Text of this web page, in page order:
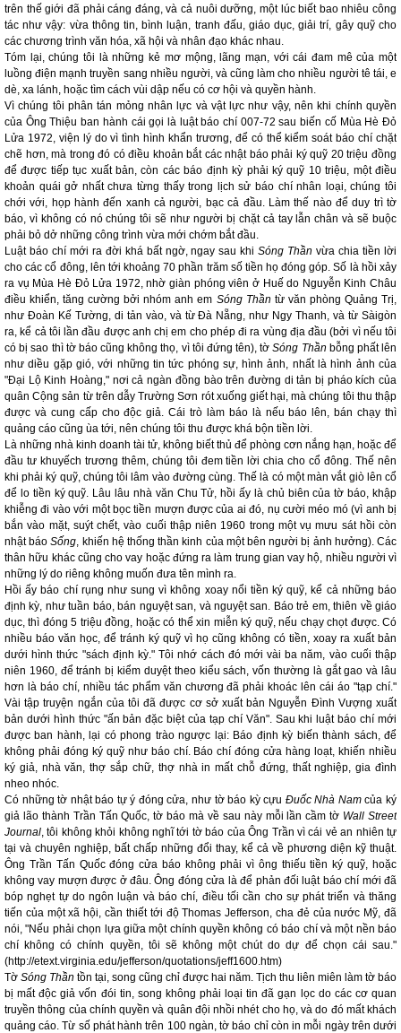
trên thế giới đã phải cáng đáng, và cả nuôi dưỡng, một lúc biết bao nhiêu công
tác như vậy: vừa thông tin, bình luận, tranh đấu, giáo dục, giải trí, gây quỹ cho
các chương trình văn hóa, xã hội và nhân đạo khác nhau.
Tóm lại, chúng tôi là những kẻ mơ mộng, lãng mạn, với cái đam mê của một
luồng điện mạnh truyền sang nhiều người, và cũng làm cho nhiều người tê tái, e
dè, xa lánh, hoặc tìm cách vùi dập nếu có cơ hội và quyền hành.
Vì chúng tôi phân tán mỏng nhân lực và vật lực như vậy, nên khi chính quyền
của Ông Thiệu ban hành cái gọi là luật báo chí 007-72 sau biến cố Mùa Hè Đỏ
Lửa 1972, viện lý do vì tình hình khẩn trương, để có thể kiểm soát báo chí chặt
chẽ hơn, mà trong đó có điều khoản bắt các nhật báo phải ký quỹ 20 triệu đồng
để được tiếp tục xuất bản, còn các báo định kỳ phải ký quỹ 10 triệu, một điều
khoản quái gở nhất chưa từng thấy trong lịch sử báo chí nhân loại, chúng tôi
chới với, họp hành đến xanh cả người, bạc cả đầu. Làm thế nào để duy trì tờ
báo, vì không có nó chúng tôi sẽ như người bị chặt cả tay lẫn chân và sẽ buộc
phải bỏ dở những công trình vừa mới chớm bắt đầu.
Luật báo chí mới ra đời khá bất ngờ, ngay sau khiSóng Thần vừa chia tiền lời
cho các cổ đông, lên tới khoảng 70 phần trăm số tiền họ đóng góp. Số là hồi xảy
ra vụ Mùa Hè Đỏ Lửa 1972, nhờ giàn phóng viên ở Huế do Nguyễn Kinh Châu
điều khiển, tăng cường bởi nhóm anh em Sóng Thần từ văn phòng Quảng Trị,
như Đoàn Kế Tường, di tản vào, và từ Đà Nẵng, như Ngy Thanh, và từ Sàigòn
ra, kể cả tôi lần đầu được anh chị em cho phép đi ra vùng địa đầu (bởi vì nếu tôi
có bị sao thì tờ báo cũng không thọ, vì tôi đứng tên), tờSóng Thần bỗng phất lên
như diều gặp gió, với những tin tức phóng sự, hình ảnh, nhất là hình ảnh của
"Đại Lộ Kinh Hoàng," nơi cả ngàn đồng bào trên đường di tản bị pháo kích của
quân Cộng sản từ trên dẫy Trường Sơn rót xuống giết hại, mà chúng tôi thu thập
được và cung cấp cho độc giả. Cái trò làm báo là nếu báo lên, bán chạy thì
quảng cáo cũng ùa tới, nên chúng tôi thu được khá bộn tiền lời.
Là những nhà kinh doanh tài tử, không biết thủ để phòng cơn nắng hạn, hoặc để
đầu tư khuyếch trương thêm, chúng tôi đem tiền lời chia cho cổ đông. Thế nên
khi phải ký quỹ, chúng tôi lâm vào đường cùng. Thế là có một màn vắt giò lên cổ
để lo tiền ký quỹ. Lâu lâu nhà văn Chu Tử, hồi ấy là chủ biên của tờ báo, khập
khiễng đi vào với một bọc tiền mượn được của ai đó, nụ cười méo mó (vì anh bị
bắn vào mặt, suýt chết, vào cuối thập niên 1960 trong một vụ mưu sát hồi còn
nhật báoSống, khiến hệ thống thần kinh của một bên người bị ảnh hưởng). Các
thân hữu khác cũng cho vay hoặc đứng ra làm trung gian vay hộ, nhiều người vì
những lý do riêng không muốn đưa tên mình ra.
Hồi ấy báo chí rụng như sung vì không xoay nổi tiền ký quỹ, kể cả những báo
định kỳ, như tuần báo, bán nguyệt san, và nguyệt san. Báo trẻ em, thiên về giáo
dục, thì đóng 5 triệu đồng, hoặc có thể xin miễn ký quỹ, nếu chạy chọt được. Có
nhiều báo văn học, để tránh ký quỹ vì họ cũng không có tiền, xoay ra xuất bản
dưới hình thức "sách định kỳ." Tôi nhớ cách đó mới vài ba năm, vào cuối thập
niên 1960, để tránh bị kiểm duyệt theo kiểu sách, vốn thường là gắt gao và lâu
hơn là báo chí, nhiều tác phẩm văn chương đã phải khoác lên cái áo "tạp chí."
Vài tập truyện ngắn của tôi đã được cơ sở xuất bản Nguyễn Đình Vượng xuất
bản dưới hình thức "ấn bản đặc biệt của tạp chí Văn". Sau khi luật báo chí mới
được ban hành, lại có phong trào ngược lại: Báo định kỳ biến thành sách, để
không phải đóng ký quỹ như báo chí. Báo chí đóng cửa hàng loạt, khiến nhiều
ký giả, nhà văn, thợ sắp chữ, thợ nhà in mất chỗ đứng, thất nghiệp, gia đình
nheo nhóc.
Có những tờ nhật báo tự ý đóng cửa, như tờ báo kỳ cựu Đuốc Nhà Namcủa ký
giả lão thành Trần Tấn Quốc, tờ báo mà về sau này mỗi lần cầm tờ Wall Street
Journal, tôi không khỏi không nghĩ tới tờ báo của Ông Trần vì cái vẻ an nhiên tự
tại và chuyên nghiệp, bất chấp những đổi thay, kể cả về phương diện kỹ thuật.
Ông Trần Tấn Quốc đóng cửa báo không phải vì ông thiếu tiền ký quỹ, hoặc
không vay mượn được ở đâu. Ông đóng cửa là để phản đối luật báo chí mới đã
bóp nghẹt tự do ngôn luận và báo chí, điều tối cần cho sự phát triển và thăng
tiến của một xã hội, cần thiết tới độ Thomas Jefferson, cha đẻ của nước Mỹ, đã
nói, "Nếu phải chọn lựa giữa một chính quyền không có báo chí và một nền báo
chí không có chính quyền, tôi sẽ không một chút do dự để chọn cái sau."
(http://etext.virginia.edu/jefferson/quotations/jeff1600.htm)
Tờ Sóng Thần tồn tại, song cũng chỉ được hai năm. Tịch thu liên miên làm tờ báo
bị mất độc giả vốn đói tin, song không phải loại tin đã gạn lọc do các cơ quan
truyền thông của chính quyền và quân đội nhồi nhét cho họ, và do đó mất khách
quảng cáo. Từ số phát hành trên 100 ngàn, tờ báo chỉ còn in mỗi ngày trên dưới